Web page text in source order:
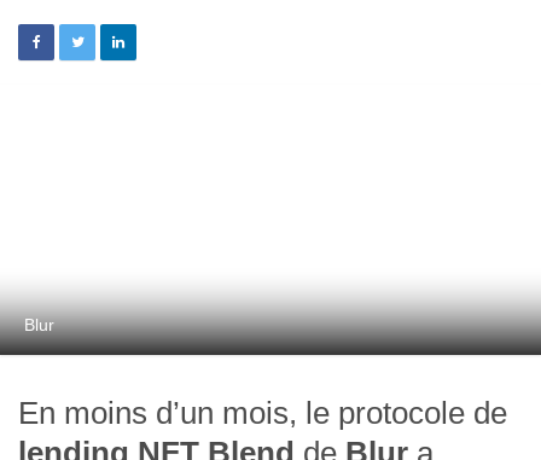
Blur
En moins d’un mois, le protocole de